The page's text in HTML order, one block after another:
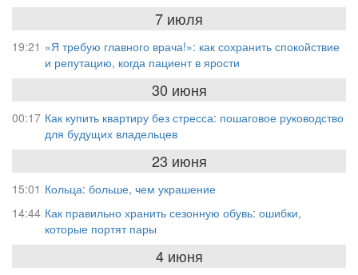
7 июля
19:21 «Я требую главного врача!»: как сохранить спокойствие
и репутацию, когда пациент в ярости
30 июня
00:17 Как купить квартиру без стресса: пошаговое руководство
для будущих владельцев
23 июня
15:01 Кольца: больше, чем украшение
14:44 Как правильно хранить сезонную обувь: ошибки,
которые портят пары
4 июня